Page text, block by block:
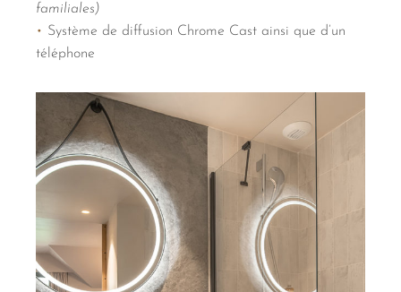
familiales)
• Système de diffusion Chrome Cast ainsi que d’un
téléphone